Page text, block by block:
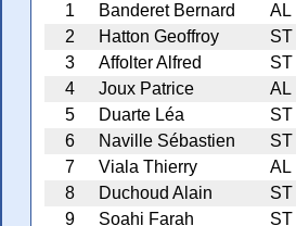
1
Banderet Bernard AL
2
Hatton Geoffroy ST
3
Affolter Alfred ST
4
Joux Patrice AL
5
Duarte Léa ST
6
Naville Sébastien ST
7
Viala Thierry AL
8
Duchoud Alain ST
9
Soahi Farah ST